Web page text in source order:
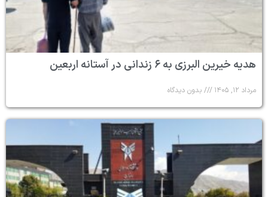
هدیه خیرین البرزی به ۶ زندانی در آستانه اربعین
مرداد ۱۲, ۱۴۰۵ بدون دیدگاه